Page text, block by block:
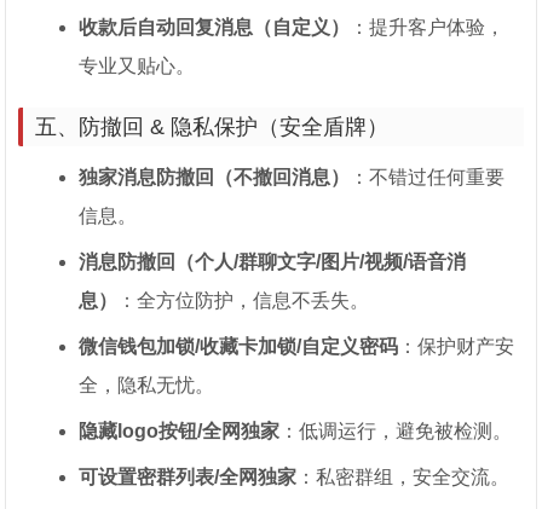
收款后自动回复消息（自定义）
：提升客户体验，
专业又贴心。
五、防撤回 & 隐私保护（安全盾牌）
独家消息防撤回（不撤回消息）
：不错过任何重要
信息。
消息防撤回（个人/群聊文字/图片/视频/语音消
息）
：全方位防护，信息不丢失。
微信钱包加锁/收藏卡加锁/自定义密码 ：保护财产安
全，隐私无忧。
隐藏logo按钮/全网独家 ：低调运行，避免被检测。
可设置密群列表/全网独家 ：私密群组，安全交流。